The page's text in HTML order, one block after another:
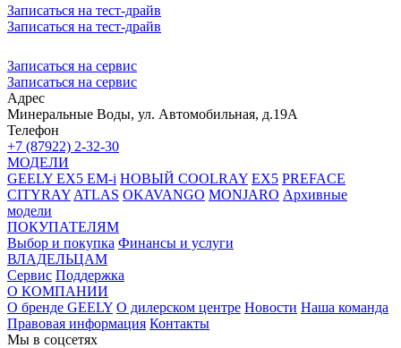
Записаться на тест-драйв
Записаться на тест-драйв
Записаться на сервис
Записаться на сервис
Адрес
Минеральные Воды, ул. Автомобильная, д.19А
Телефон
+7 (87922) 2-32-30
МОДЕЛИ
GEELY EX5 EM-i НОВЫЙ COOLRAY EX5 PREFACE
CITYRAY ATLAS OKAVANGO MONJARO Архивные
модели
ПОКУПАТЕЛЯМ
Выбор и покупка Финансы и услуги
ВЛАДЕЛЬЦАМ
Сервис Поддержка
О КОМПАНИИ
О бренде GEELY О дилерском центре Новости Наша команда
Правовая информация Контакты
Мы в соцсетях